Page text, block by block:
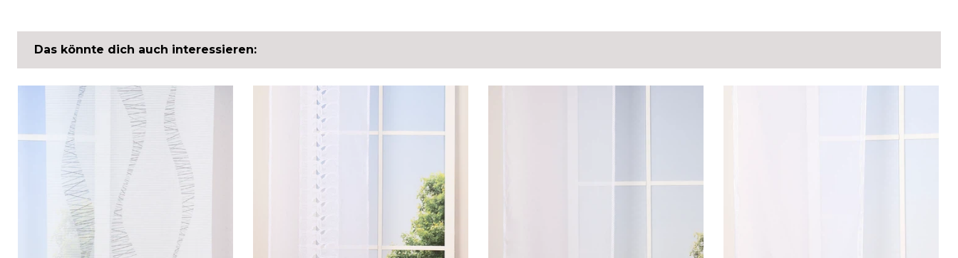
Das könnte dich auch interessieren: